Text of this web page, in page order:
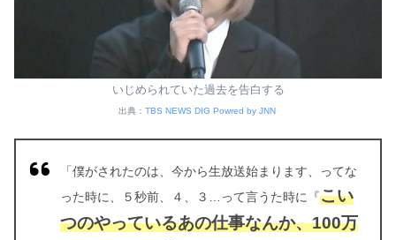
いじめられていた過去を告白する
出典： TBS NEWS DIG Powred by JNN
「僕がされたのは、今から生放送始まります、ってな
った時に、５秒前、４、３…って言うた時に『こい
つのやっているあの仕事なんか、100万